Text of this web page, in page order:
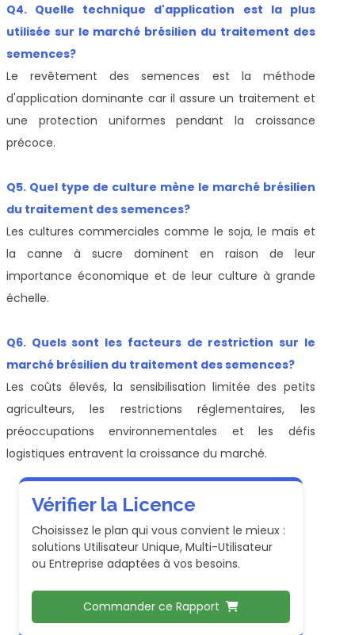
Q4. Quelle technique d'application est la plus
utilisée sur le marché brésilien du traitement des
semences?
Le revêtement des semences est la méthode
d'application dominante car il assure un traitement et
une protection uniformes pendant la croissance
précoce.
Q5. Quel type de culture mène le marché brésilien
du traitement des semences?
Les cultures commerciales comme le soja, le maïs et
la canne à sucre dominent en raison de leur
importance économique et de leur culture à grande
échelle.
Q6. Quels sont les facteurs de restriction sur le
marché brésilien du traitement des semences?
Les coûts élevés, la sensibilisation limitée des petits
agriculteurs, les restrictions réglementaires, les
préoccupations environnementales et les défis
logistiques entravent la croissance du marché.
Vérifier la Licence
Choisissez le plan qui vous convient le mieux :
solutions Utilisateur Unique, Multi-Utilisateur
ou Entreprise adaptées à vos besoins.
Commander ce Rapport